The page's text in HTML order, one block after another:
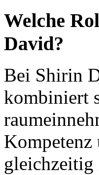
Welche
David?
Bei Shirin
kombiniert
gleichzeitig